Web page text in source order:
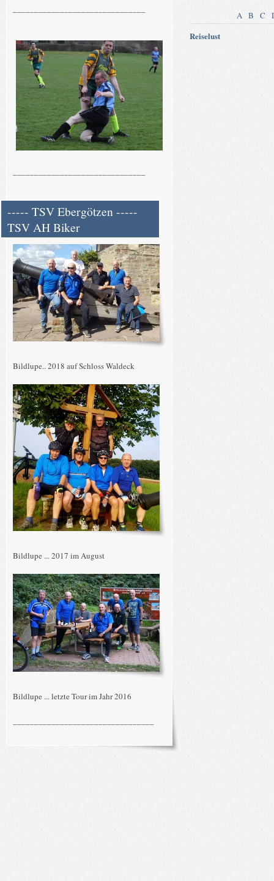
A B C
Reiselust
----- TSV Ebergötzen -----
TSV AH Biker
Bildlupe.. 2018 auf Schloss Waldeck
Bildlupe ... 2017 im August
Bildlupe ... letzte Tour im Jahr 2016